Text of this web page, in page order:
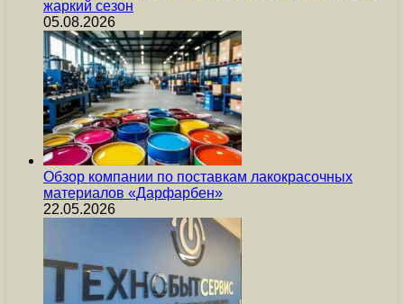
жаркий сезон
05.08.2026
Обзор компании по поставкам лакокрасочных
материалов «Дарфарбен»
22.05.2026